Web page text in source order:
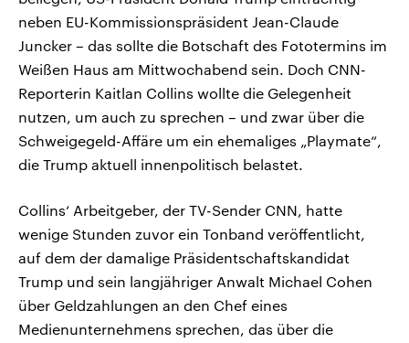
neben EU-Kommissionspräsident Jean-Claude
Juncker – das sollte die Botschaft des Fototermins im
Weißen Haus am Mittwochabend sein. Doch CNN-
Reporterin Kaitlan Collins wollte die Gelegenheit
nutzen, um auch zu sprechen – und zwar über die
Schweigegeld-Affäre um ein ehemaliges „Playmate“,
die Trump aktuell innenpolitisch belastet.
Collins‘ Arbeitgeber, der TV-Sender CNN, hatte
wenige Stunden zuvor ein Tonband veröffentlicht,
auf dem der damalige Präsidentschaftskandidat
Trump und sein langjähriger Anwalt Michael Cohen
über Geldzahlungen an den Chef eines
Medienunternehmens sprechen, das über die